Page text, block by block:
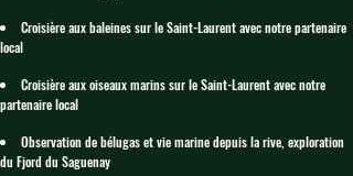
Croisière aux baleines sur le Saint-Laurent avec notre partenaire
local
Croisière aux oiseaux marins sur le Saint-Laurent avec notre
partenaire local
Observation de bélugas et vie marine depuis la rive, exploration
du Fjord du Saguenay